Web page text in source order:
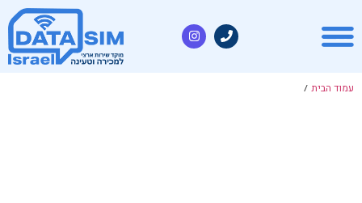
עמוד הבית /